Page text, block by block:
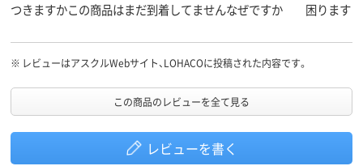
つきますかこの商品はまだ到着してませんなぜですか 困ります
※ レビューはアスクルWebサイト、LOHACOに投稿された内容です。
この商品のレビューを全て見る
レビューを書く